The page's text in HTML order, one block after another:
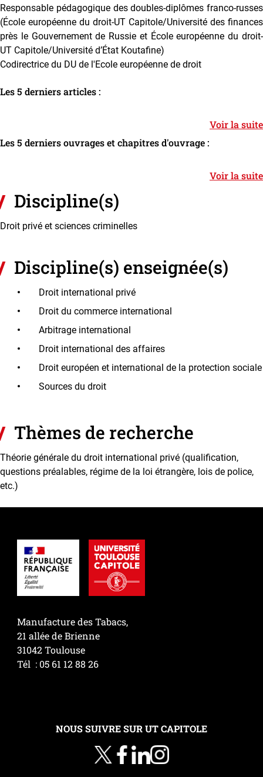
Responsable pédagogique des doubles-diplômes franco-russes
(École européenne du droit-UT Capitole/Université des finances
près le Gouvernement de Russie et École européenne du droit-
UT Capitole/Université d’État Koutafine)
Codirectrice du DU de l'Ecole européenne de droit
Les 5 derniers articles :
Voir la suite
Les 5 derniers ouvrages et chapitres d'ouvrage :
Voir la suite
Discipline(s)
Droit privé et sciences criminelles
Discipline(s) enseignée(s)
Droit international privé
Droit du commerce international
Arbitrage international
Droit international des affaires
Droit européen et international de la protection sociale
Sources du droit
Thèmes de recherche
Théorie générale du droit international privé (qualification,
questions préalables, régime de la loi étrangère, lois de police,
etc.)
Manufacture des Tabacs,
21 allée de Brienne
31042 Toulouse
Tél : 05 61 12 88 26
NOUS SUIVRE SUR UT CAPITOLE